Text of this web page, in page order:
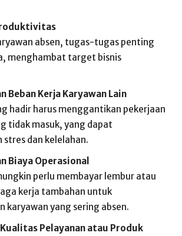
absen, tugas-tugas penting
menghambat target bisnis
Beban Kerja Karyawan Lain
hadir harus menggantikan pekerjaan
tidak masuk, yang dapat
stres dan kelelahan.
Biaya Operasional
perlu membayar lembur atau
kerja tambahan untuk
karyawan yang sering absen.
Pelayanan atau Produk